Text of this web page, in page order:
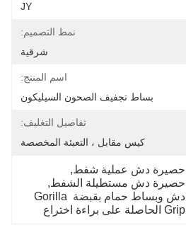
JY
نمط التصميم:
شرقية
اسم المنتج:
بساط تجفيف الصحون السيليكون
تفاصيل التغليف:
كيس مقابل ، التعبئة المخصصة
حصيرة دش عملية شفط,
حصيرة دش مستطيلة الشفط,
دش وبساط حمام بقبضة Gorilla
Grip الحاصلة على براءة اختراع